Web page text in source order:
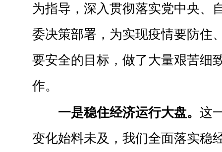
为指导，深入贯彻落实党中央、
委决策部署，为实现疫情要防住
要安全的目标，做了大量艰苦细
作。
一是稳住经济运行大盘。 这
变化始料未及，我们全面落实稳